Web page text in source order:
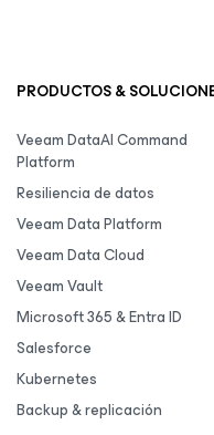
PRODUCTOS &
Veeam DataAI Command
Platform
Resiliencia de datos
Veeam Data Platform
Veeam Data Cloud
Veeam Vault
Microsoft 365 & Entra ID
Salesforce
Kubernetes
Backup & replicación